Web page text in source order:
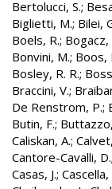
Bertolucci, S.;
Biglietti, M.; Bilei,
Boels, R.; Bogacz,
Bonvini, M.; Boos,
Bosley, R. R.;
Braccini, V.;
De Renstrom, P.;
Butin, F.;
Caliskan, A.;
Cantore-Cavalli, D.;
Casas, J.; Cascella,